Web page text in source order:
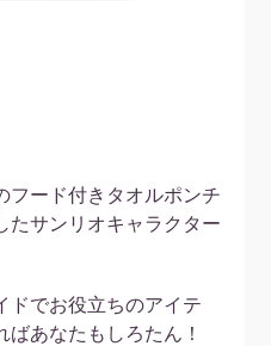
フード付きタオルポンチ
たサンリオキャラクター
ドでお役立ちのアイテ
あなたもしろたん！